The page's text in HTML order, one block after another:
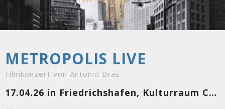
METROPOLIS LIVE
Filmkonzert von Antonio Bras
17.04.26 in Friedrichshafen, Kulturraum Casino